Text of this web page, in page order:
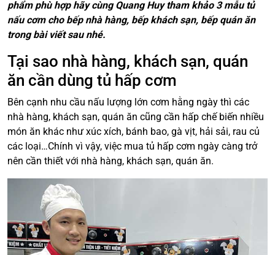
phẩm phù hợp hãy cùng Quang Huy tham khảo 3 mẫu tủ
nấu cơm cho bếp nhà hàng, bếp khách sạn, bếp quán ăn
trong bài viết sau nhé.
Tại sao nhà hàng, khách sạn, quán
ăn cần dùng tủ hấp cơm
Bên cạnh nhu cầu nấu lượng lớn cơm hằng ngày thì các
nhà hàng, khách sạn, quán ăn cũng cần hấp chế biến nhiều
món ăn khác như xúc xích, bánh bao, gà vịt, hải sải, rau củ
các loại…Chính vì vậy, việc mua tủ hấp cơm ngày càng trở
nên cần thiết với nhà hàng, khách sạn, quán ăn.